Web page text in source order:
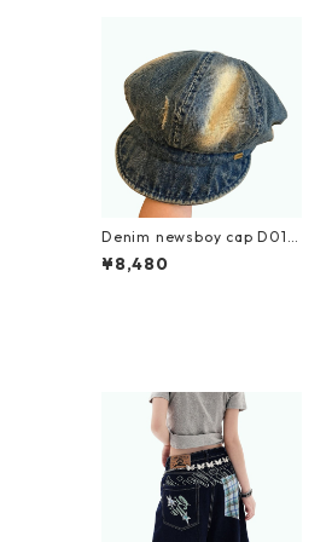
Denim newsboy cap D016
7
¥8,480